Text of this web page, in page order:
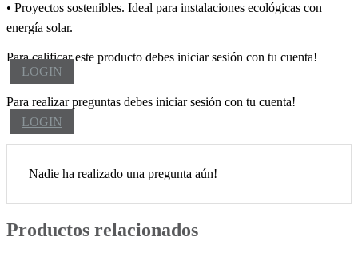
• Proyectos sostenibles. Ideal para instalaciones ecológicas con
energía solar.
Para calificar este producto debes iniciar sesión con tu cuenta!
LOGIN
Para realizar preguntas debes iniciar sesión con tu cuenta!
LOGIN
Nadie ha realizado una pregunta aún!
Productos relacionados